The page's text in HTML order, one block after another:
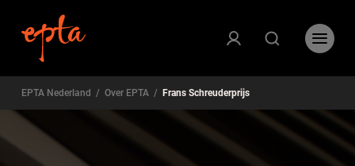
EPTA Nederland / Over EPTA / Frans Schreuderprijs